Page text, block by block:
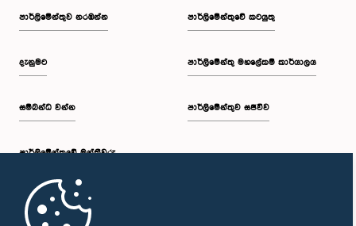
පාර්ලි‌මේන්තුව නරඹන්න
දැනුමට
සම්බන්ධ වන්න
පාර්ලි‌මේන්තුවේ මන්ත්‍රීවරු
මුල් පිටුව
පාර්ලිමේන්තුවේ කටයුතු
පාර්ලිමේන්තු මහලේකම් කාර්යාලය
පාර්ලිමේන්තුව සජීවීව